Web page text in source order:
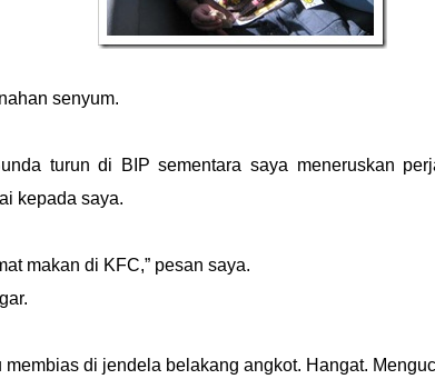
senyum.
turun di BIP sementara saya meneruskan
kepada saya.
makan di KFC,” pesan saya.
di jendela belakang angkot. Hangat.